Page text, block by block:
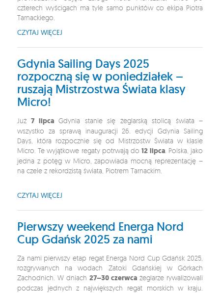
czterech wyścigach ma tyle samo punktów co ekipa Piotra
Tarnackiego.
CZYTAJ WIĘCEJ
Gdynia Sailing Days 2025
rozpoczną się w poniedziałek –
ruszają Mistrzostwa Świata klasy
Micro!
Już7 lipcaGdynia stanie się żeglarską stolicą świata –
wszystko za sprawą inauguracji 26. edycji Gdynia Sailing
Days, która rozpocznie się od Mistrzostw Świata w klasie
Micro. Te wyjątkowe regaty potrwają do12 lipca. Polska, jako
jedna z potęg w Micro, zapowiada mocną reprezentację –
na czele z rekordzistą świata, Piotrem Tarnackim.
CZYTAJ WIĘCEJ
Pierwszy weekend Energa Nord
Cup Gdańsk 2025 za nami
Za nami pierwszy etap regat Energa Nord Cup Gdańsk 2025,
rozgrywanych na wodach Zatoki Gdańskiej w Górkach
Zachodnich. W dniach 27–30 czerwca żeglarze rywalizowali
podczas jednych z największych regat morskich w kraju.